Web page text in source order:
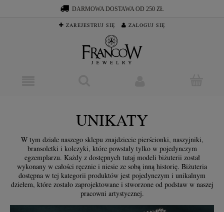
DARMOWA DOSTAWA OD 250 ZŁ
ZAREJESTRUJ SIĘ ZALOGUJ SIĘ
UNIKATY
W tym dziale naszego sklepu znajdziecie pierścionki, naszyjniki,
bransoletki i kolczyki, które powstały tylko w pojedynczym
egzemplarzu. Każdy z dostępnych tutaj modeli biżuterii został
wykonany w całości ręcznie i niesie ze sobą inną historię. Biżuteria
dostępna w tej kategorii produktów jest pojedynczym i unikalnym
dziełem, które zostało zaprojektowane i stworzone od podstaw w naszej
pracowni artystycznej.